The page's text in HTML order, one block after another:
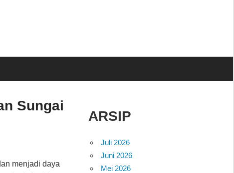
Sungai
menjadi daya
ARSIP
Juli 2026
Juni 2026
Mei 2026